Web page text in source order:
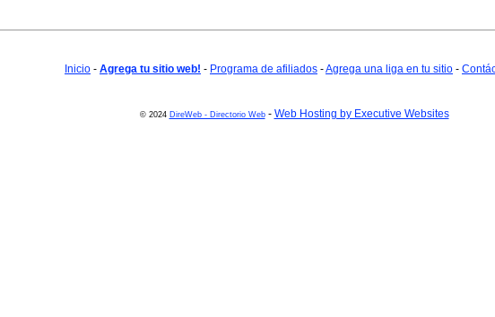
Inicio - Agrega tu sitio web! - Programa de afiliados -Agrega una liga en tu sitio -
© 2024 DireWeb - Directorio Web- Web Hosting by Executive Websites